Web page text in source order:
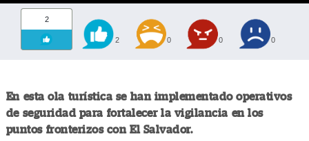
2
2 0 0 0
En esta ola turística se han implementado operativos
de seguridad para fortalecer la vigilancia en los
puntos fronterizos con El Salvador.